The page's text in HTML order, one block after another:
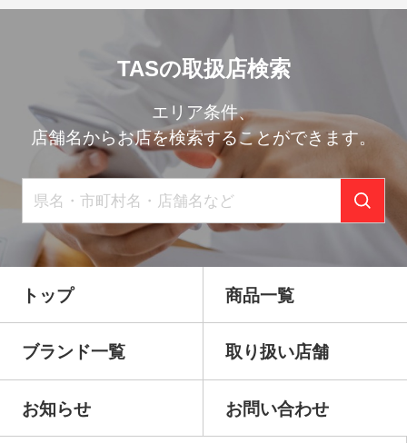
TASの取扱店検索
エリア条件、
店舗名からお店を検索することができます。
トップ 商品一覧
ブランド一覧 取り扱い店舗
お知らせ お問い合わせ